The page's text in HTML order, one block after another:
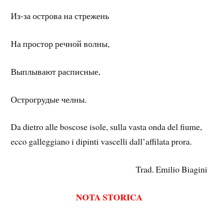
Из-за острова на стрежень
На простор речной волны,
Выплывают расписные,
Острогрудые челны.
Da dietro alle boscose isole, sulla vasta onda del fiume,
ecco galleggiano i dipinti vascelli dall’affilata prora.
Trad. Emilio Biagini
NOTA STORICA